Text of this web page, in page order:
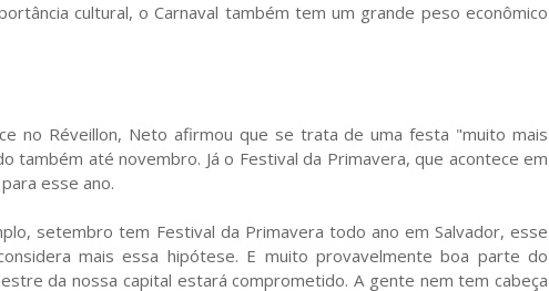
cultural, o Carnaval também tem um grande peso econômico
no Réveillon, Neto afirmou que se trata de uma festa "muito mais
também até novembro. Já o Festival da Primavera, que acontece em
esse ano.
setembro tem Festival da Primavera todo ano em Salvador, esse
mais essa hipótese. E muito provavelmente boa parte do
da nossa capital estará comprometido. A gente nem tem cabeça